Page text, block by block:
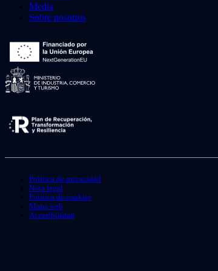
Media
Sobre nosotros
Política de privacidad
Nota legal
Política de cookies
Mapa web
Accesibilidad